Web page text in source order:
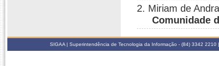
2. Miriam de
Comunidade
SIGAA | Superintendência de Tecnologia da Informação - (84) 3342